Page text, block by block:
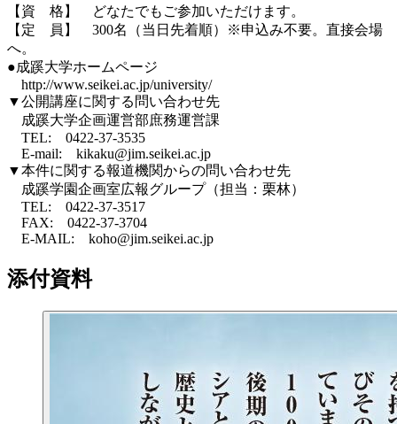
【資 格】 どなたでもご参加いただけます。
【定 員】 300名（当日先着順）※申込み不要。直接会場
へ。
●成蹊大学ホームページ
http://www.seikei.ac.jp/university/
▼公開講座に関する問い合わせ先
成蹊大学企画運営部庶務運営課
TEL: 0422-37-3535
E-mail: kikaku@jim.seikei.ac.jp
▼本件に関する報道機関からの問い合わせ先
成蹊学園企画室広報グループ（担当：栗林）
TEL: 0422-37-3517
FAX: 0422-37-3704
E-MAIL: koho@jim.seikei.ac.jp
添付資料